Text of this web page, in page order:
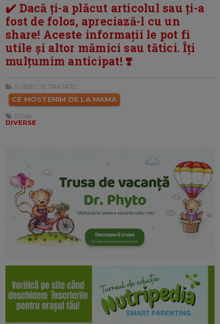
✔️ Dacă ți-a plăcut articolul sau ți-a
fost de folos, apreciază-l cu un
share! Aceste informații le pot fi
utile și altor mămici sau tătici. Îți
mulțumim anticipat! ❣️
SUBIECTE TRATATE:
CE MOSTENIM DE LA MAMA
TEMA:
DIVERSE